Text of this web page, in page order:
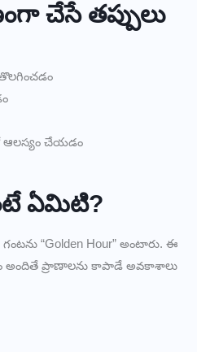
చేసే తప్పులు
ఆలస్యం చేయడం
ఏమిటి?
“Golden Hour” అంటారు. ఈ
ప్రాణాలను కాపాడే అవకాశాలు